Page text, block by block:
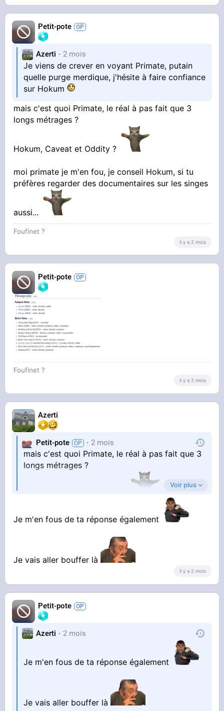
Petit-pote
Azerti 2 mois
Je viens de crever en voyant Primate, putain
quelle purge merdique, j'hésite à faire confiance
sur Hokum
mais c'est quoi Primate, le réal à pas fait que 3
longs métrages ?
Hokum, Caveat et Oddity ?
moi primate je m'en fou, je conseil Hokum, si tu
préfères regarder des documentaires sur les singes
aussi...
Foufinet ?
il y a 2 mois
Petit-pote
Foufinet ?
il y a 2 mois
Azerti
Petit-pote 2 mois
mais c'est quoi Primate, le réal à pas fait que 3
longs métrages ?
moi primate je m'en fou, je conseil Hokum, si tu
singes aussi...
Voir plus
Je m'en fous de ta réponse également
Je vais aller bouffer là
il y a 2 mois
Petit-pote
Azerti 2 mois
Je m'en fous de ta réponse également
Je vais aller bouffer là